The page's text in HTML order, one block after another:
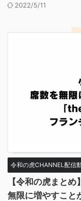
2022/5/11
令和の虎CHANNEL配信
【令和の虎まと
無限に増やすこと